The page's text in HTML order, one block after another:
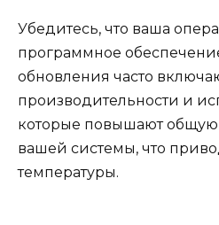
Убедитесь, что ваша
программное
обновления часто
производительности и
которые повышают общую
вашей системы, что
температуры.